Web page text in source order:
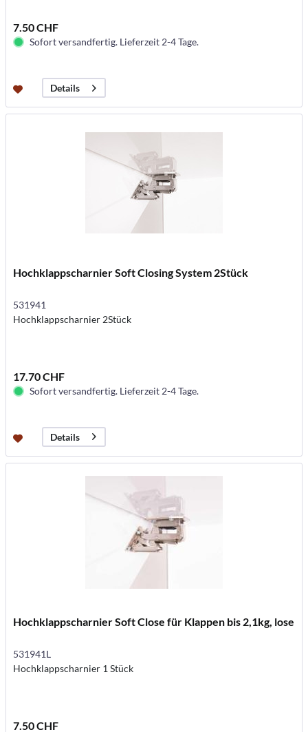
7.50 CHF
Sofort versandfertig. Lieferzeit 2-4 Tage.
Details
Hochklappscharnier Soft Closing System 2Stück
531941
Hochklappscharnier 2Stück
17.70 CHF
Sofort versandfertig. Lieferzeit 2-4 Tage.
Details
Hochklappscharnier Soft Close für Klappen bis 2,1kg, lose
531941L
Hochklappscharnier 1 Stück
7.50 CHF